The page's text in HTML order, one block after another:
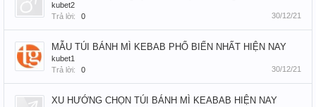
kubet2
Trả lời:
0 30/12/21
MẪU TÚI BÁNH MÌ KEBAB PHỔ BIẾN NHẤT HIỆN NAY
kubet1
Trả lời:
0 30/12/21
XU HƯỚNG CHỌN TÚI BÁNH MÌ KEABAB HIỆN NAY